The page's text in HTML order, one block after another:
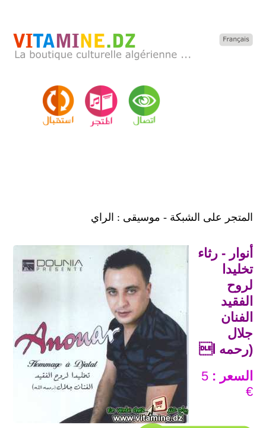
المتجر على الشبكة - موسيقى : الراي
أنوار - رثاء
تخليدا
لروح
الفقيد
الفنان
جلال
(رحمه ا
السعر : 5
€